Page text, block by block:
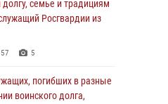
семье и традициям
Росгвардии из
5
погибших в разные
воинского долга,